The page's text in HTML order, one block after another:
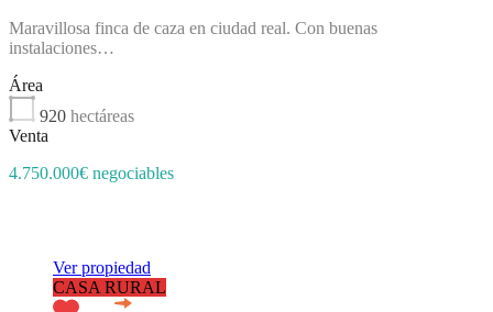
Maravillosa finca de caza en ciudad real. Con buenas
instalaciones…
Área
920 hectáreas
Venta
4.750.000€ negociables
Ver propiedad
CASA RURAL